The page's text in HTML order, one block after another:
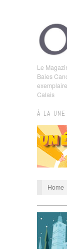
Le
Baies
Calais
À LA UNE
Home